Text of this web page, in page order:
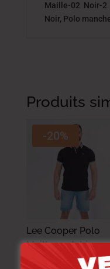
Maille-02 Noir-2
Noir, Polo
Produits
-20%
Lee Cooper Polo
Maille-01 Adrian
Homme-Tx Nat.